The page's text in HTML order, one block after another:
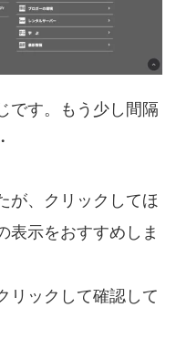
です。もう少し間隔
が、クリックしてほ
表示をおすすめしま
リックして確認して